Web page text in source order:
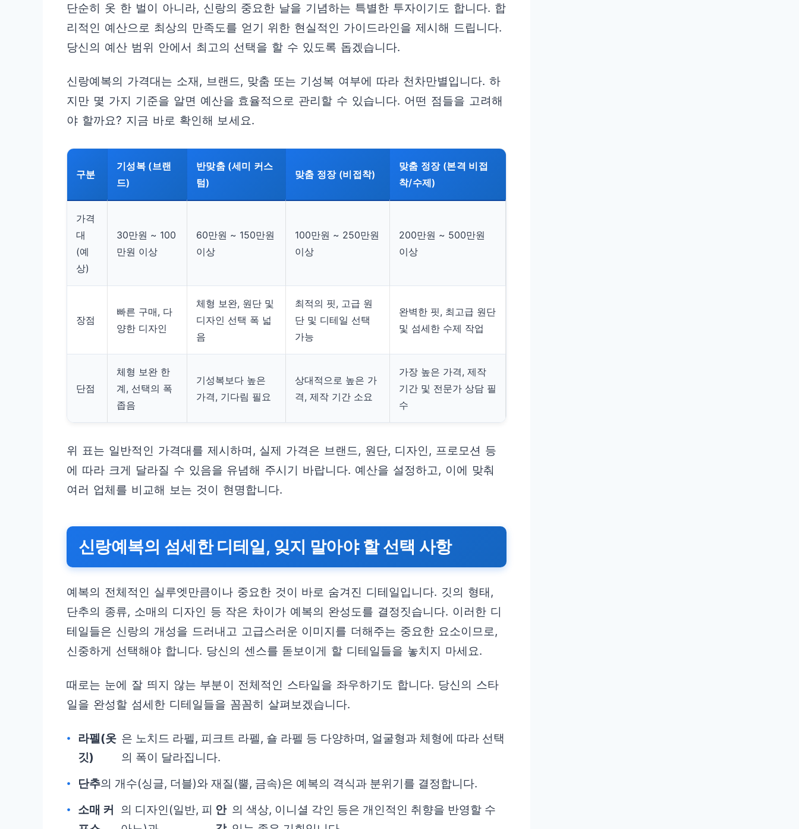
단순히 옷 한 벌이 아니라, 신랑의 중요한 날을 기념하는 특별한 투자이기도 합니다. 합
리적인 예산으로 최상의 만족도를 얻기 위한 현실적인 가이드라인을 제시해 드립니다.
당신의 예산 범위 안에서 최고의 선택을 할 수 있도록 돕겠습니다.
신랑예복의 가격대는 소재, 브랜드, 맞춤 또는 기성복 여부에 따라 천차만별입니다. 하
지만 몇 가지 기준을 알면 예산을 효율적으로 관리할 수 있습니다. 어떤 점들을 고려해
야 할까요? 지금 바로 확인해 보세요.
구분
기성복 (브랜
드)
반맞춤 (세미 커스
텀)
맞춤 정장 (비접착)
맞춤 정장 (본격 비접
착/수제)
가격
대
(예
상)
30만원 ~ 100
만원 이상
60만원 ~ 150만원
이상
100만원 ~ 250만원
이상
200만원 ~ 500만원
이상
장점
빠른 구매, 다
양한 디자인
체형 보완, 원단 및
디자인 선택 폭 넓
음
최적의 핏, 고급 원
단 및 디테일 선택
가능
완벽한 핏, 최고급 원단
및 섬세한 수제 작업
단점
체형 보완 한
계, 선택의 폭
좁음
기성복보다 높은
가격, 기다림 필요
상대적으로 높은 가
격, 제작 기간 소요
가장 높은 가격, 제작
기간 및 전문가 상담 필
수
위 표는 일반적인 가격대를 제시하며, 실제 가격은 브랜드, 원단, 디자인, 프로모션 등
에 따라 크게 달라질 수 있음을 유념해 주시기 바랍니다. 예산을 설정하고, 이에 맞춰
여러 업체를 비교해 보는 것이 현명합니다.
신랑예복의 섬세한 디테일, 잊지 말아야 할 선택 사항
예복의 전체적인 실루엣만큼이나 중요한 것이 바로 숨겨진 디테일입니다. 깃의 형태,
단추의 종류, 소매의 디자인 등 작은 차이가 예복의 완성도를 결정짓습니다. 이러한 디
테일들은 신랑의 개성을 드러내고 고급스러운 이미지를 더해주는 중요한 요소이므로,
신중하게 선택해야 합니다. 당신의 센스를 돋보이게 할 디테일들을 놓치지 마세요.
때로는 눈에 잘 띄지 않는 부분이 전체적인 스타일을 좌우하기도 합니다. 당신의 스타
일을 완성할 섬세한 디테일들을 꼼꼼히 살펴보겠습니다.
라펠(옷
깃)
은 노치드 라펠, 피크트 라펠, 숄 라펠 등 다양하며, 얼굴형과 체형에 따라 선택
의 폭이 달라집니다.
단추의 개수(싱글, 더블)와 재질(뿔, 금속)은 예복의 격식과 분위기를 결정합니다.
소매 커
의 디자인(일반, 피 안 의 색상, 이니셜 각인 등은 개인적인 취향을 반영할 수